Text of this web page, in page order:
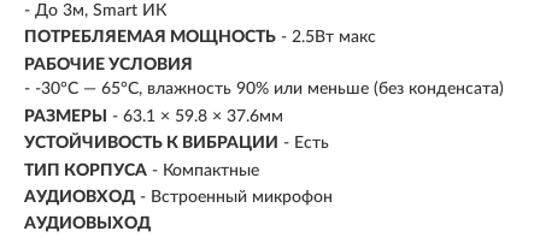
- До 3м, Smart ИК
ПОТРЕБЛЯЕМАЯ МОЩНОСТЬ - 2.5Вт макс
РАБОЧИЕ УСЛОВИЯ
- -30°С — 65°С, влажность 90% или меньше (без конденсата)
РАЗМЕРЫ
- 63.1 × 59.8 × 37.6мм
УСТОЙЧИВОСТЬ К ВИБРАЦИИ - Есть
ТИП КОРПУСА - Компактные
АУДИОВХОД - Встроенный микрофон
АУДИОВЫХОД